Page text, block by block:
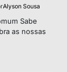
Alyson Sousa
Sabe
as nossas